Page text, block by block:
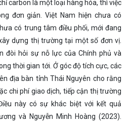
carbon là một loại hàng hóa, thì việc
đơn giản. Việt Nam hiện chưa có
có trung tâm điều phối, mới đang
dựng thị trường tại một số đơn vị.
đòi hỏi sự nỗ lực của Chính phủ và
thời gian tới. Ở góc độ tích cực, các
địa bàn tỉnh Thái Nguyên cho rằng
chi phí giao dịch, tiếp cận thị trường
này có sự khác biệt với kết quả
và Nguyễn Minh Hoàng (2023).